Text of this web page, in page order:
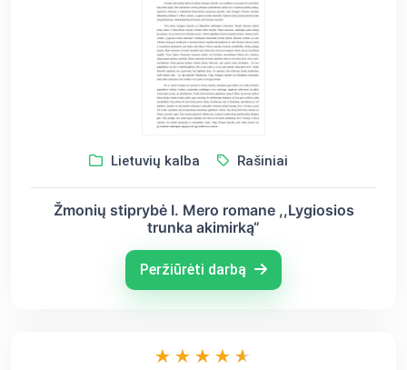
Lietuvių kalba Rašiniai
Žmonių stiprybė I. Mero romane ,,Lygiosios
trunka akimirką“
Peržiūrėti darbą